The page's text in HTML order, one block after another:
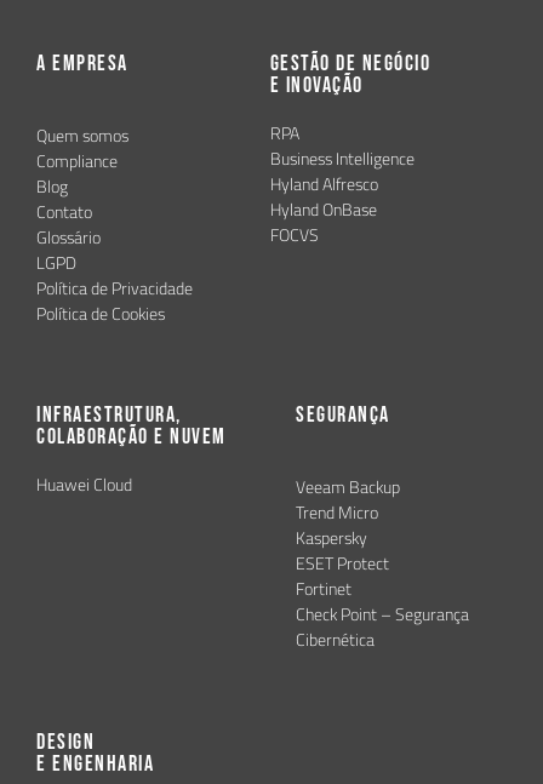
A Empresa
Quem somos
Compliance
Blog
Contato
Glossário
LGPD
Política de Privacidade
Política de Cookies
Gestão de Negócio
e Inovação
RPA
Business Intelligence
Hyland Alfresco
Hyland OnBase
FOCVS
Infraestrutura,
Colaboração e Nuvem
Huawei Cloud
Segurança
Veeam Backup
Trend Micro
Kaspersky
ESET Protect
Fortinet
Check Point – Segurança
Cibernética
Design
e Engenharia